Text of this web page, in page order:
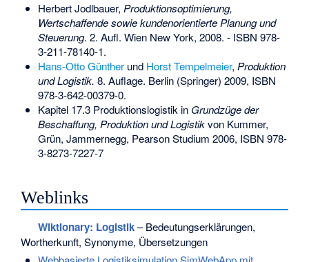
Herbert Jodlbauer, Produktionsoptimierung,
Wertschaffende sowie kundenorientierte Planung und
Steuerung. 2. Aufl. Wien New York, 2008. - ISBN 978-
3-211-78140-1.
Hans-Otto Güntherund Horst Tempelmeier, Produktion
und Logistik. 8. Auflage. Berlin (Springer) 2009, ISBN
978-3-642-00379-0.
Kapitel 17.3 Produktionslogistik in Grundzüge der
Beschaffung, Produktion und Logistikvon Kummer,
Grün, Jammernegg, Pearson Studium 2006, ISBN 978-
3-8273-7227-7
Weblinks
Wiktionary: Logistik– Bedeutungserklärungen,
Wortherkunft, Synonyme, Übersetzungen